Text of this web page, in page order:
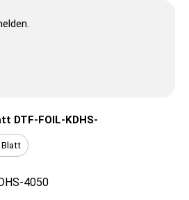
DTF-FOIL-KDHS-
4050